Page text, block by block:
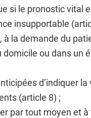
si le pronostic vital
insupportable
la demande du
ou dans un
d’indiquer la
(article 8) ;
par tout moyen et